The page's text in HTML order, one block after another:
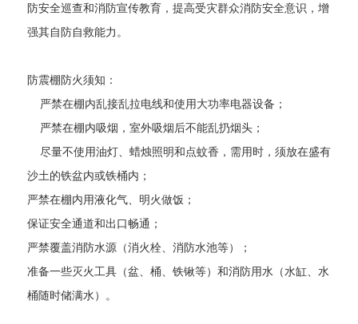
防安全巡查和消防宣传教育，提高受灾群众消防安全意识，增
强其自防自救能力。
防震棚防火须知：
严禁在棚内乱接乱拉电线和使用大功率电器设备；
严禁在棚内吸烟，室外吸烟后不能乱扔烟头；
尽量不使用油灯、蜡烛照明和点蚊香，需用时，须放在盛有
沙土的铁盆内或铁桶内；
严禁在棚内用液化气、明火做饭；
保证安全通道和出口畅通；
严禁覆盖消防水源（消火栓、消防水池等）；
准备一些灭火工具（盆、桶、铁锹等）和消防用水（水缸、水
桶随时储满水）。